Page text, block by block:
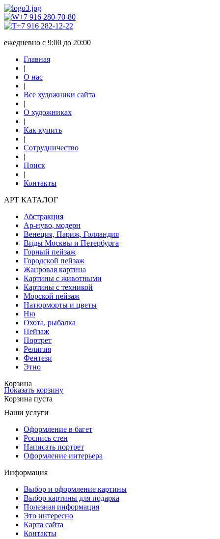
+7 916 280-70-80
+7 916 282-12-22
ежедневно с 9:00 до 20:00
Главная
|
О нас
|
Все художники сайта
|
О художниках
|
Как купить
|
Сотрудничество
|
Поиск
|
Контакты
АРТ КАТАЛОГ
Абстракция
Ар-нуво, модерн
Венеция, Париж, Голландия
Виды Москвы и Петербурга
Горный пейзаж
Городской пейзаж
Жанровая картина
Картины с животными
Картины с техникой
Морской пейзаж
Натюрморты и цветы
Ню
Охота, рыбалка
Пейзаж
Портрет
Религия
Фентези
Этно
Корзина
Показать корзину
Корзина пуста
Наши услуги
Оформление в багет
Роспись стен
Написать портрет
Оформление интерьера
Информация
Выбор и оформление картины
Выбор картины для подарка
Полезная информация
Это интересно
Карта сайта
Контакты